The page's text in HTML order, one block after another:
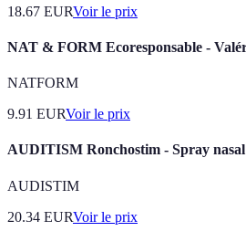
18.67 EURVoir le prix
NAT & FORM Ecoresponsable -
NATFORM
9.91 EURVoir le prix
AUDITISM Ronchostim - Spray
AUDISTIM
20.34 EURVoir le prix